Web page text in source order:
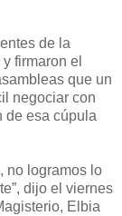
de la
firmaron el
que un
negociar con
de esa cúpula
no logramos lo
dijo el viernes
Elbia